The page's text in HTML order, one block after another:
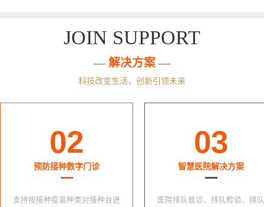
JOIN SUPPORT
— 解决方案 —
科技改变生活，创新引领未来
02
预防接种数字门诊
支持按接种疫苗种类对接种台进
03
智慧医院解决方案
医院排队就诊、排队检验、排队